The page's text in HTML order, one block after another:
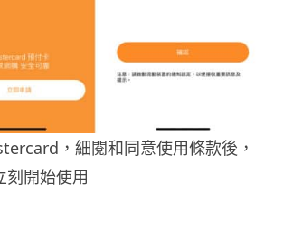
，細閱和同意使用條款後，
刻開始使用